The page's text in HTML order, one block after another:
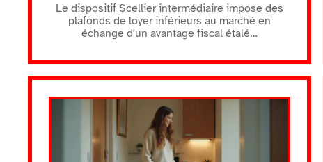
Le dispositif Scellier intermédiaire impose des
plafonds de loyer inférieurs au marché en
échange d'un avantage fiscal étalé…